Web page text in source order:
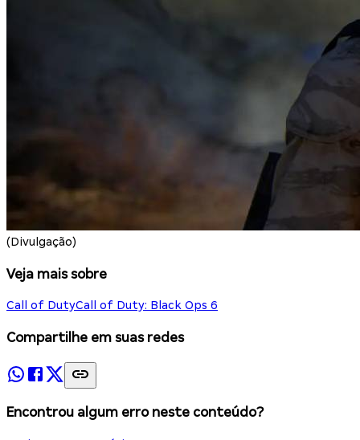
(Divulgação)
Veja mais sobre
Call of DutyCall of Duty: Black Ops 6
Compartilhe em suas redes
Encontrou algum erro neste conteúdo?